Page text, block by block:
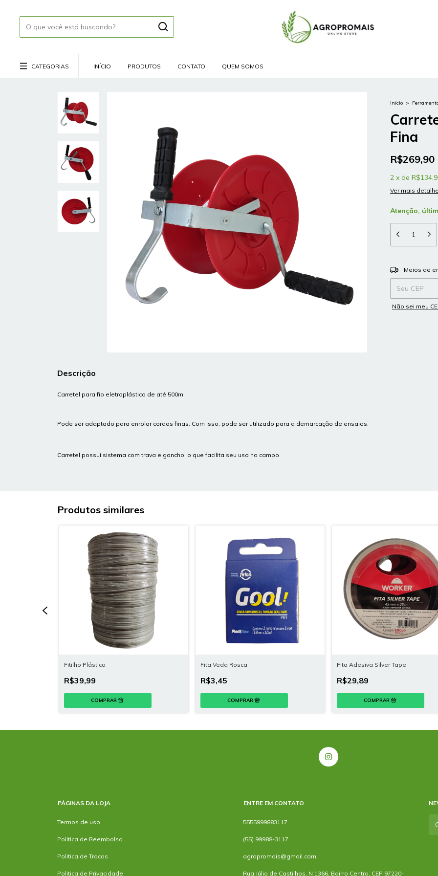
CATEGORIAS INÍCIO PRODUTOS CONTATO QUEM SOMOS
Início >
Fina
R$269,90
2 x de
Ver mais
Atenção,
Entregas para o
Meios de
Não sei meu
Descrição
Carretel para fio eletroplástico de até 500m.
Pode ser adaptado para enrolar cordas finas. Com isso, pode ser utilizado para a demarcação de ensaios.
Carretel possui sistema com trava e gancho, o que facilita seu uso no campo.
Produtos similares
Fitilho Plástico
R$39,99
Fita Veda Rosca
R$3,45
Fita Adesiva Silver Tape
R$29,89
PÁGINAS DA LOJA
Termos de uso
Politica de Reembolso
Politica de Trocas
Politica de Privacidade
ENTRE EM CONTATO
5555999883117
(55) 99988-3117
agropromais@gmail.com
Rua Júlio de Castilhos, N 1366, Bairro Centro, CEP 97220-